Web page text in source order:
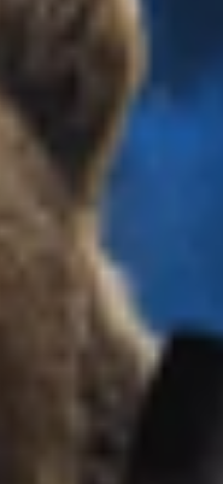
гель для душа 3в1:
isomethyl ionone,